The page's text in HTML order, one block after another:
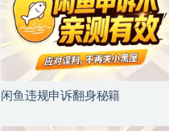
闲鱼违规申诉翻身秘籍